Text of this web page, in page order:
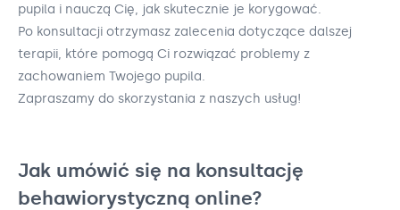
pupila i nauczą Cię, jak skutecznie je korygować.
Po konsultacji otrzymasz zalecenia dotyczące dalszej
terapii, które pomogą Ci rozwiązać problemy z
zachowaniem Twojego pupila.
Zapraszamy do skorzystania z naszych usług!
Jak umówić się na konsultację
behawiorystyczną online?